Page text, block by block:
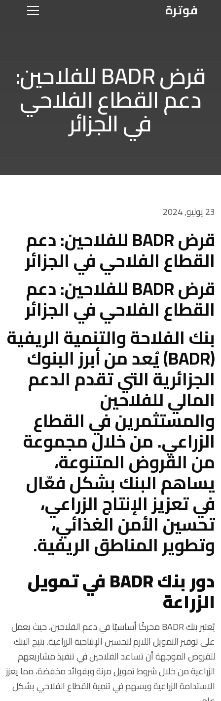
فوترة
قرض BADR للفلاحين:
دعم القطاع الفلاحي
في الجزائر
23 يوليو, 2024
قرض BADR للفلاحين: دعم
القطاع الفلاحي في الجزائر
قرض BADR للفلاحين: دعم
القطاع الفلاحي في الجزائر
بنك الفلاحة والتنمية الريفية
(BADR) يُعد من أبرز البنوك
الجزائرية التي تقدم الدعم
المالي للفلاحين
والمستثمرين في القطاع
الزراعي. من خلال مجموعة
من القروض المتنوعة،
يساهم البنك بشكل فعّال
في تعزيز الإنتاج الزراعي،
تحسين الأمن الغذائي،
وتطوير المناطق الريفية.
دور بنك BADR في تمويل
الزراعة
يُعتبر بنك BADR محركًا أساسيًا في دعم الفلاحين، حيث يعمل
على توفير التمويل اللازم لتحسين الإنتاجية الزراعية. يتيح البنك
للقروض الموجهة أن تساعد الفلاحين في تنفيذ مشاريعهم
الزراعية من خلال شروط تمويل مرنة وبفوائد مخفضة، مما يعزز
الاستدامة الزراعية ويسهم في تنمية القطاع الفلاحي بشكل